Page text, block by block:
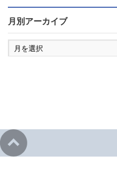
月別アーカイブ
月
別